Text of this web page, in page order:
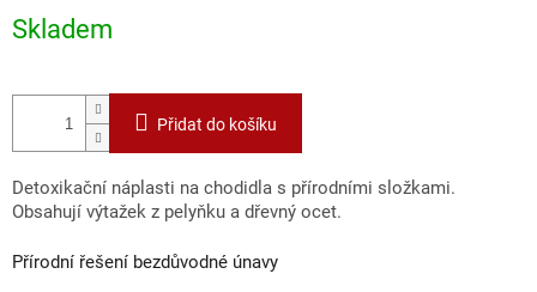
cena:
Skladem
Přidat do košíku
Detoxikační náplasti na chodidla s přírodními složkami.
Obsahují výtažek z pelyňku a dřevný ocet.
Přírodní řešení bezdůvodné únavy